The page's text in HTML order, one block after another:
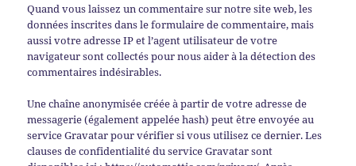
Quand vous laissez un commentaire sur notre site web, les
données inscrites dans le formulaire de commentaire, mais
aussi votre adresse IP et l’agent utilisateur de votre
navigateur sont collectés pour nous aider à la détection des
commentaires indésirables.
Une chaîne anonymisée créée à partir de votre adresse de
messagerie (également appelée hash) peut être envoyée au
service Gravatar pour vérifier si vous utilisez ce dernier. Les
clauses de confidentialité du service Gravatar sont